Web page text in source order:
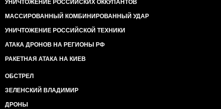
УНИЧТОЖЕНИЕ РОССИЙСКИХ ОККУПАНТОВ
МАССИРОВАННЫЙ КОМБИНИРОВАННЫЙ УДАР
УНИЧТОЖЕНИЕ РОССИЙСКОЙ ТЕХНИКИ
АТАКА ДРОНОВ НА РЕГИОНЫ РФ
РАКЕТНАЯ АТАКА НА КИЕВ
ОБСТРЕЛ
ЗЕЛЕНСКИЙ ВЛАДИМИР
ДРОНЫ